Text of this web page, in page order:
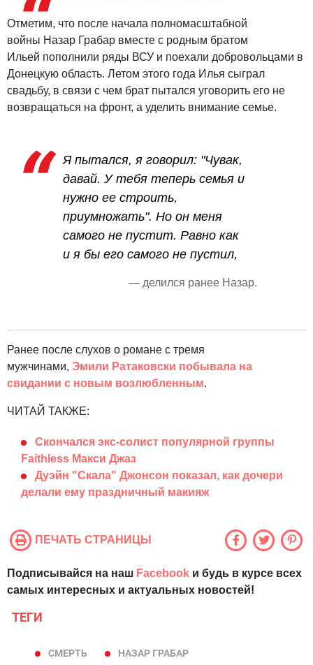
Отметим, что после начала полномасштабной
войны Назар Грабар вместе с родным братом
Ильей пополнили ряды ВСУ и поехали добровольцами в
Донецкую область. Летом этого года Илья сыграл
свадьбу, в связи с чем брат пытался уговорить его не
возвращаться на фронт, а уделить внимание семье.
Я пытался, я говорил: "Чувак,
давай. У тебя теперь семья и
нужно ее строить,
приумножать". Но он меня
самого не пустит. Равно как
и я бы его самого не пустил,
— делился ранее Назар.
Ранее после слухов о романе с тремя
мужчинами, Эмили Ратаковски побывала на
свидании с новым возлюбленным.
ЧИТАЙ ТАКЖЕ:
Скончался экс-солист популярной группы
Faithless Макси Джаз
Дуэйн "Скала" Джонсон показал, как дочери
делали ему праздничный макияж
ПЕЧАТЬ СТРАНИЦЫ
Подписывайся на наш Facebook и будь в курсе всех
самых интересных и актуальных новостей!
ТЕГИ
СМЕРТЬ
НАЗАР ГРАБАР